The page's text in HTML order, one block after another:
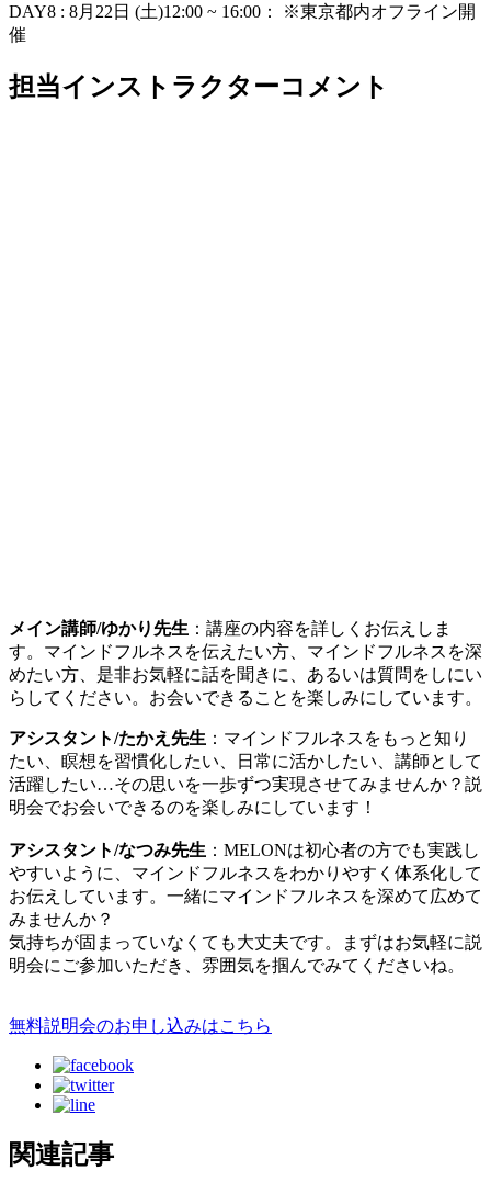
DAY8 : 8月22日 (土)12:00 ~ 16:00： ※東京都内オフライン開
催
担当インストラクターコメント
メイン講師/ゆかり先生 ：講座の内容を詳しくお伝えしま
す。マインドフルネスを伝えたい方、マインドフルネスを深
めたい方、是非お気軽に話を聞きに、あるいは質問をしにい
らしてください。お会いできることを楽しみにしています。
アシスタント/たかえ先生 ：マインドフルネスをもっと知り
たい、瞑想を習慣化したい、日常に活かしたい、講師として
活躍したい…その思いを一歩ずつ実現させてみませんか？説
明会でお会いできるのを楽しみにしています！
アシスタント/なつみ先生 ：MELONは初心者の方でも実践し
やすいように、マインドフルネスをわかりやすく体系化して
お伝えしています。一緒にマインドフルネスを深めて広めて
みませんか？
気持ちが固まっていなくても大丈夫です。まずはお気軽に説
明会にご参加いただき、雰囲気を掴んでみてくださいね。
無料説明会のお申し込みはこちら
関連記事